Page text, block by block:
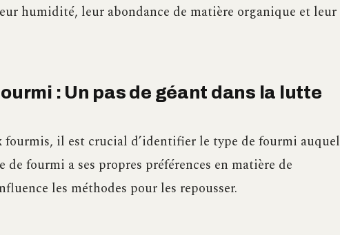
humidité, leur abondance de matière organique et leur
: Un pas de géant dans la lutte
fourmis, il est crucial d’identifier le type de fourmi auquel
de fourmi a ses propres préférences en matière de
les méthodes pour les repousser.